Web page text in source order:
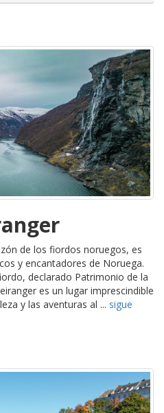
de los fiordos noruegos, es
y encantadores de Noruega.
declarado Patrimonio de la
es un lugar imprescindible
y las aventuras al ... sigue